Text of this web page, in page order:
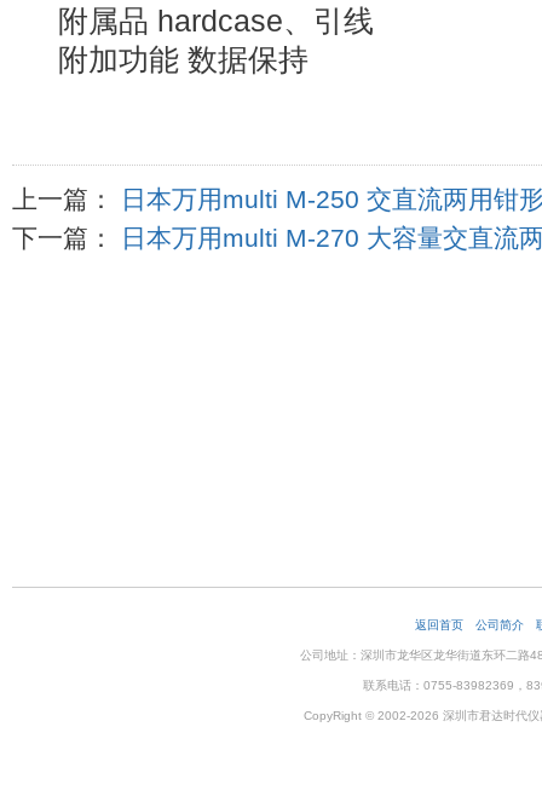
附属品 hardcase、引线
附加功能 数据保持
上一篇：
日本万用multi M-250 交直流两用钳
下一篇：
日本万用multi M-270 大容量交直流
返回首页 公司简介
公司地址：深圳市龙华区龙华街道东环二
联系电话：0755-83982369，
CopyRight © 2002-2026 深圳市君达时代